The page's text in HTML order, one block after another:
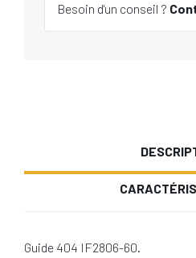
Besoin d'un conseil ?
Guide 404 IF2806-60.